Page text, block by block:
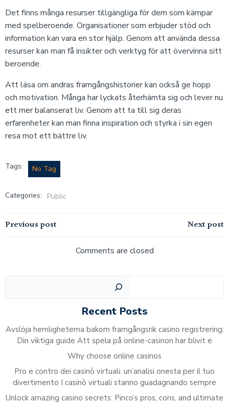
Det finns många resurser tillgängliga för dem som kämpar
med spelberoende. Organisationer som erbjuder stöd och
information kan vara en stor hjälp. Genom att använda dessa
resurser kan man få insikter och verktyg för att övervinna sitt
beroende.
Att läsa om andras framgångshistorier kan också ge hopp
och motivation. Många har lyckats återhämta sig och lever nu
ett mer balanserat liv. Genom att ta till sig deras
erfarenheter kan man finna inspiration och styrka i sin egen
resa mot ett bättre liv.
Tags: No Tag
Categories: Public
Post
navigation
Previous post
navigation
Next post
Comments are closed
Recent Posts
Avslöja hemligheterna bakom framgångsrik casino registrering:
Din viktiga guide Att spela på online-casinon har blivit e
Why choose online casinos
Pro e contro dei casinò virtuali: un’analisi onesta per il tuo
divertimento I casinò virtuali stanno guadagnando sempre
Unlock amazing casino secrets: Pinco’s pros, cons, and ultimate